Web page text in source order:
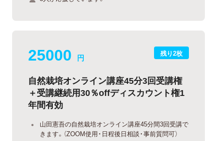
残り2枚
25000 円
自然栽培オンライン講座45分3回受講権
＋受講継続用30％offディスカウント権1
年間有効
山田憲吾の自然栽培オンライン講座45分間3回受講で
きます。（ZOOM使用・日程後日相談・事前質問可）